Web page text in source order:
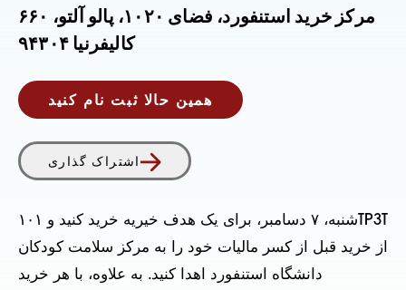
۶۶۰ مرکز خرید استنفورد، فضای ۱۰۲۰، پالو آلتو،
کالیفرنیا ۹۴۳۰۴
همین حالا ثبت نام کنید
اشتراک گذاری
شنبه، ۷ دسامبر، برای یک هدف خیریه خرید کنید و ۱۰۱TP3T
از خرید قبل از کسر مالیات خود را به مرکز سلامت کودکان
دانشگاه استنفورد اهدا کنید. به علاوه، با هر خرید